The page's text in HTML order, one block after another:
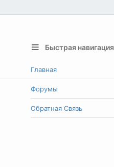
Быстрая навигация
Главная
Форумы
Обратная Связь